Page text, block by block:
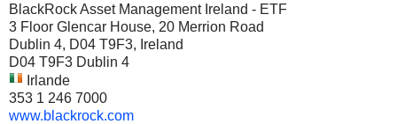
BlackRock Asset Management Ireland - ETF
3 Floor Glencar House, 20 Merrion Road
Dublin 4, D04 T9F3, Ireland
D04 T9F3 Dublin 4
Irlande
353 1 246 7000
www.blackrock.com